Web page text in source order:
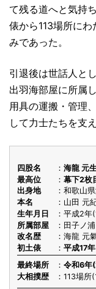
て残る道へと気持
俵から113場所に
みであった。
引退後は世話人と
出羽海部屋に所属
用具の運搬・管理
して力士たちを支
四股名
海龍 元
最高位
幕下2枚
出身地
和歌山
本名
山田 元
生年月日
平成2年
所属部屋
田子ノ
改名歴
海龍 元
初土俵
平成17
最終場所
令和6年
大相撲歴
113場所